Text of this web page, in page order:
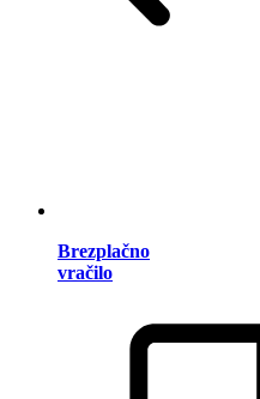
Brezplačno
vračilo